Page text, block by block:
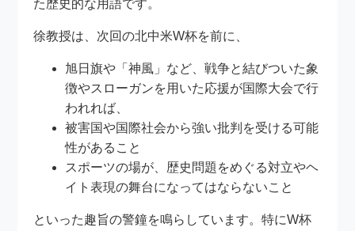
た歴史的な用語です。
徐教授は、次回の北中米W杯を前に、
旭日旗や「神風」など、戦争と結びついた象
徴やスローガンを用いた応援が国際大会で行
われれば、
被害国や国際社会から強い批判を受ける可能
性があること
スポーツの場が、歴史問題をめぐる対立やヘ
イト表現の舞台になってはならないこと
といった趣旨の警鐘を鳴らしています。特にW杯